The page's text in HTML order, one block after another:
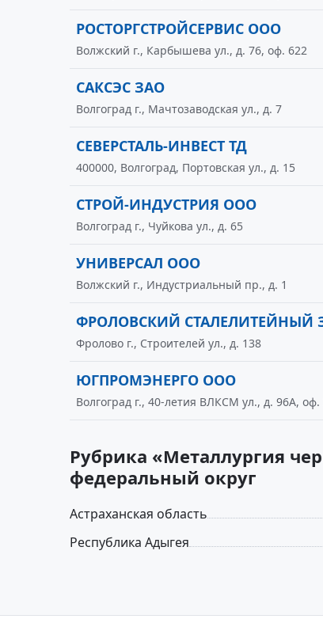
РОСТОРГСТРОЙСЕРВИС ООО
Волжский г., Карбышева ул., д. 76, оф. 622
САКСЭС ЗАО
Волгоград г., Мачтозаводская ул., д. 7
СЕВЕРСТАЛЬ-ИНВЕСТ ТД
400000, Волгоград, Портовская ул., д. 15
СТРОЙ-ИНДУСТРИЯ ООО
Волгоград г., Чуйкова ул., д. 65
УНИВЕРСАЛ ООО
Волжский г., Индустриальный пр., д. 1
ФРОЛОВСКИЙ СТАЛЕЛИТЕЙНЫЙ
Фролово г., Строителей ул., д. 138
ЮГПРОМЭНЕРГО ООО
Волгоград г., 40-летия ВЛКСМ ул., д. 96А, оф.
Рубрика «Металлургия
федеральный округ
Астраханская область
Республика Адыгея